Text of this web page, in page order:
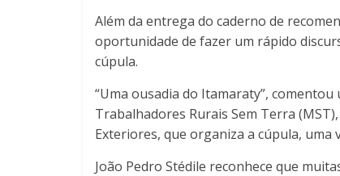
Além da entrega do caderno de
oportunidade de fazer um rápido
cúpula.
“Uma ousadia do Itamaraty”,
Trabalhadores Rurais Sem Terra
Exteriores, que organiza a cúpula, uma
João Pedro Stédile reconhece que